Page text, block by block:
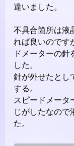
違いました。
不具合箇所は液
れば良いのです
ドメーターの針
した。
針が外せたとし
する。
スピードメータ
じがしたなので
た。